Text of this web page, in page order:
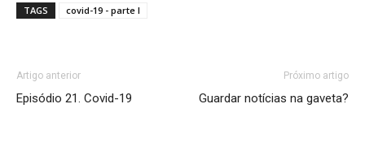
TAGS covid-19 - parte I
Artigo anterior
Episódio 21. Covid-19
Próximo artigo
Guardar notícias na gaveta?